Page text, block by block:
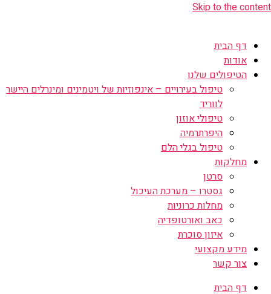
Skip to the content
דף הבית
אודות
הטיפולים שלנו
טיפול בעירויים – אינפוזיות של ויטמינים ומינרלים היישר
לווריד
טיפולי אוזון
היפרתרמיה
טיפול בגלי הלם
מחלקות
סרטן
גסטרו – מערכת העיכול
מחלות כרוניות
כאב ואורטופדיה
איזון סוכרת
מידע מקצועי
צור קשר
דף הבית